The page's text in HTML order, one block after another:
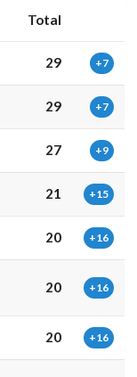
Total
29 +7
29 +7
27 +9
21 +15
20 +16
20 +16
20 +16